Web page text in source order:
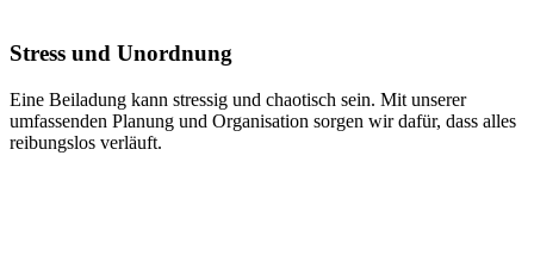
Stress und Unordnung
Eine Beiladung kann stressig und chaotisch sein. Mit unserer
umfassenden Planung und Organisation sorgen wir dafür, dass alles
reibungslos verläuft.